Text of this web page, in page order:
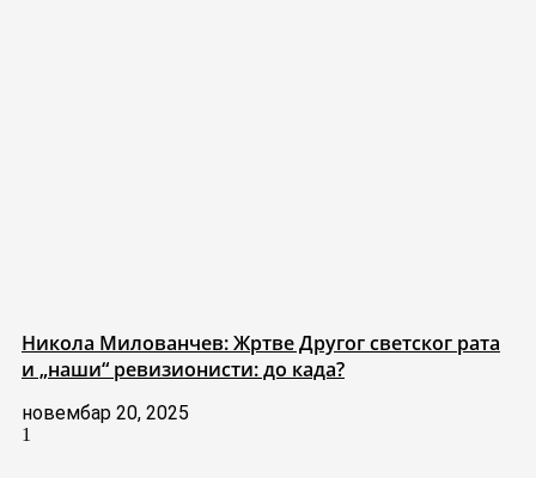
Никола Милованчев: Жртве Другог светског рата
и „наши“ ревизионисти: до када?
новембар 20, 2025